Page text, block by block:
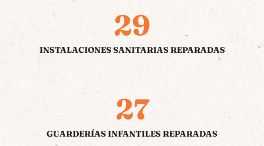
29
INSTALACIONES SANITARIAS REPARADAS
27
GUARDERÍAS INFANTILES REPARADAS